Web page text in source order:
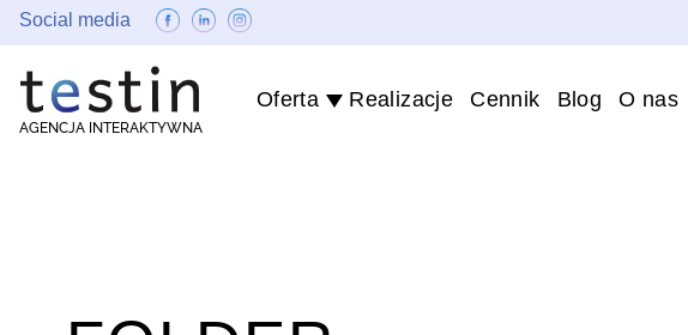
Social media
AGENCJA INTERAKTYWNA
Oferta Realizacje Cennik Blog O nas